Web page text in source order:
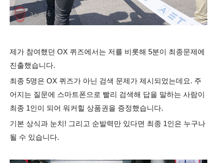
제가 참여했던 OX 퀴즈에서는 저를 비롯해 5분이 최종문제에
진출했습니다.
최종 5명은 OX 퀴즈가 아닌 검색 문제가 제시되었는데요. 주
어지는 질문에 스마트폰으로 빨리 검색해 답을 말하는 사람이
최종 1인이 되어 워커힐 상품권을 증정했습니다.
기본 상식과 눈치! 그리고 순발력만 있다면 최종 1인은 누구나
될 수 있습니다.